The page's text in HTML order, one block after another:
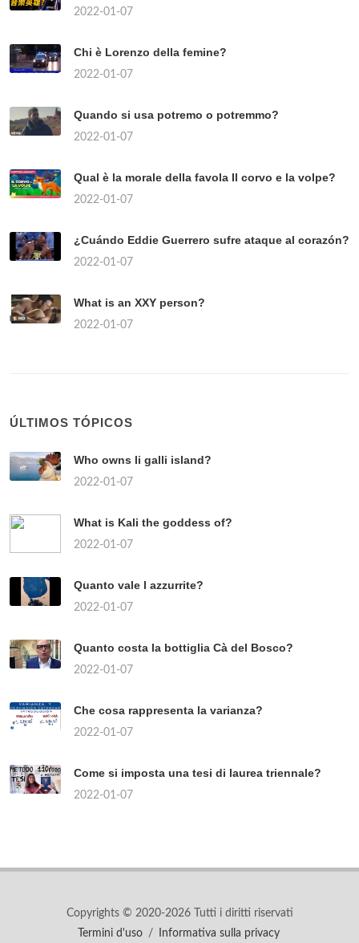
2022-01-07
Chi è Lorenzo della femine?
2022-01-07
Quando si usa potremo o potremmo?
2022-01-07
Qual è la morale della favola Il corvo e la volpe?
2022-01-07
¿Cuándo Eddie Guerrero sufre ataque al corazón?
2022-01-07
What is an XXY person?
2022-01-07
ÚLTIMOS TÓPICOS
Who owns li galli island?
2022-01-07
What is Kali the goddess of?
2022-01-07
Quanto vale l azzurrite?
2022-01-07
Quanto costa la bottiglia Cà del Bosco?
2022-01-07
Che cosa rappresenta la varianza?
2022-01-07
Come si imposta una tesi di laurea triennale?
2022-01-07
Copyrights © 2020-2026 Tutti i diritti riservati
Termini d'uso
/ Informativa sulla privacy